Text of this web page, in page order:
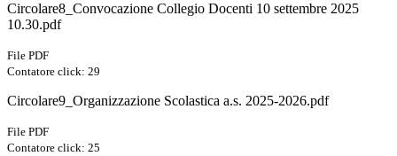
Circolare8_Convocazione Collegio Docenti 10 settembre 2025
10.30.pdf
File PDF
Contatore click: 29
Circolare9_Organizzazione Scolastica a.s. 2025-2026.pdf
File PDF
Contatore click: 25